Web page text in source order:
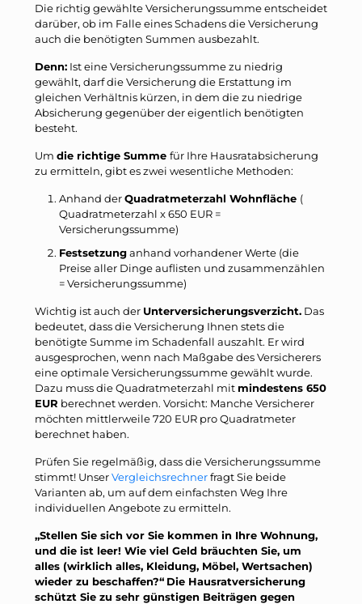
Die richtig gewählte Versicherungssumme entscheidet
darüber, ob im Falle eines Schadens die Versicherung
auch die benötigten Summen ausbezahlt.
Denn: Ist eine Versicherungssumme zu niedrig
gewählt, darf die Versicherung die Erstattung im
gleichen Verhältnis kürzen, in dem die zu niedrige
Absicherung gegenüber der eigentlich benötigten
besteht.
Um die richtige Summe für Ihre Hausratabsicherung
zu ermitteln, gibt es zwei wesentliche Methoden:
Anhand derQuadratmeterzahl Wohnfläche (
Quadratmeterzahl x 650 EUR =
Versicherungssumme)
Festsetzunganhand vorhandener Werte (die
Preise aller Dinge auflisten und zusammenzählen
= Versicherungssumme)
Wichtig ist auch der Unterversicherungsverzicht. Das
bedeutet, dass die Versicherung Ihnen stets die
benötigte Summe im Schadenfall auszahlt. Er wird
ausgesprochen, wenn nach Maßgabe des Versicherers
eine optimale Versicherungssumme gewählt wurde.
Dazu muss die Quadratmeterzahl mit mindestens 650
EUR berechnet werden. Vorsicht: Manche Versicherer
möchten mittlerweile 720 EUR pro Quadratmeter
berechnet haben.
Prüfen Sie regelmäßig, dass die Versicherungssumme
stimmt! UnserVergleichsrechnerfragt Sie beide
Varianten ab, um auf dem einfachsten Weg Ihre
individuellen Angebote zu ermitteln.
„Stellen Sie sich vor Sie kommen in Ihre Wohnung,
und die ist leer! Wie viel Geld bräuchten Sie, um
alles (wirklich alles, Kleidung, Möbel, Wertsachen)
wieder zu beschaffen?“ Die Hausratversicherung
schützt Sie zu sehr günstigen Beiträgen gegen